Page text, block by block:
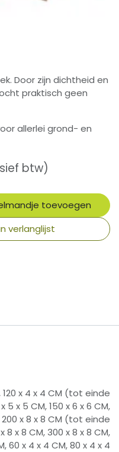
Door zijn dichtheid en
praktisch geen
allerlei grond- en
btw)
toevoegen
verlanglijst
120 x 4 x 4 CM (tot einde
x 5 x 5 CM,150 x 6 x 6 CM,
200 x 8 x 8 CM (tot einde
8 x 8 CM,300 x 8 x 8 CM,
,60 x 4 x 4 CM,80 x 4 x 4